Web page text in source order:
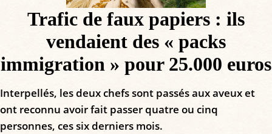
Trafic de faux papiers : ils
vendaient des « packs
immigration » pour 25.000 euros
Interpellés, les deux chefs sont passés aux aveux et
ont reconnu avoir fait passer quatre ou cinq
personnes, ces six derniers mois.